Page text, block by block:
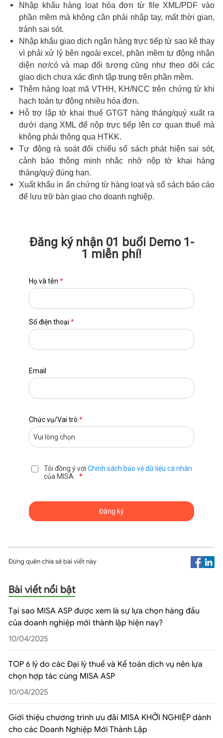
Nhập khẩu hàng loạt hóa đơn từ file XML/PDF vào
phần mềm mà không cần phải nhập tay, mất thời gian,
tránh sai sót.
Nhập khẩu giao dịch ngân hàng trực tiếp từ sao kê thay
vì phải xử lý bên ngoài excel, phần mềm tự động nhận
diện nơ/có và map đối tượng cũng như theo dõi các
giao dịch chưa xác định tập trung trên phần mềm.
Thêm hàng loạt mã VTHH, KH/NCC trên chứng từ khi
hạch toán tự động nhiều hóa đơn.
Hỗ trợ lập tờ khai thuế GTGT hàng tháng/quý xuất ra
dưới dạng XML để nộp trực tiếp lên cơ quan thuế mà
không phải thông qua HTKK.
Tự động rà soát đối chiếu sổ sách phát hiện sai sót,
cảnh báo thông minh nhắc nhở nộp tờ khai hàng
tháng/quý đúng hạn.
Xuất khẩu in ấn chứng từ hàng loạt và sổ sách báo cáo
để lưu trữ bàn giao cho doanh nghiệp.
Đăng ký nhận 01 buổi Demo 1-
1 miễn phí!
Họ và tên *
Số điện thoại *
Email
Chức vụ/Vai trò *
Tôi đồng ý với Chính sách bảo vệ dữ liệu cá nhân
của MISA
*
Đừng quên chia sẻ bài viết này
Bài viết nổi bật
Tại sao MISA ASP được xem là sự lựa chọn hàng đầu
của doanh nghiệp mới thành lập hiện nay?
10/04/2025
TOP 6 lý do các Đại lý thuế và Kế toán dịch vụ nên lựa
chọn hợp tác cùng MISA ASP
10/04/2025
Giới thiệu chương trình ưu đãi MISA KHỞI NGHIỆP dành
cho các Doanh Nghiệp Mới Thành Lập